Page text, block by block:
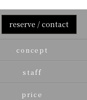
reserve / contact
concept
staff
price